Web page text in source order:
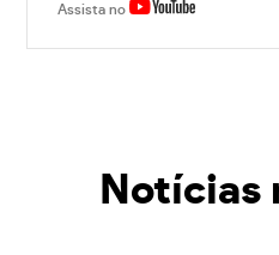
Assista no
Notícias